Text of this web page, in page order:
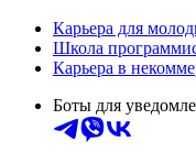
Карьера для
Школа
Карьера в
Боты для